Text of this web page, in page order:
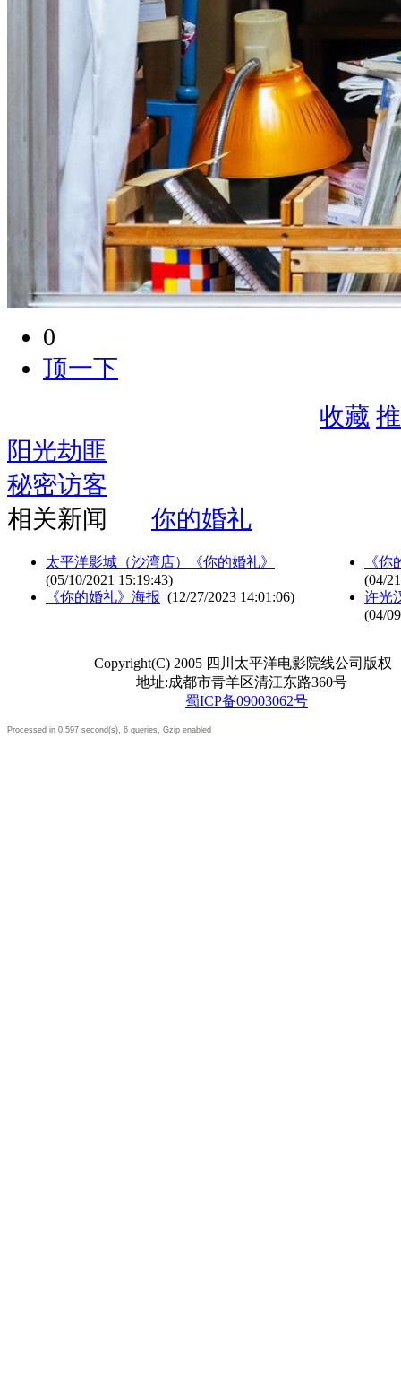
0
顶一下
收藏
阳光劫匪
秘密访客
相关新闻
你的婚礼
太平洋影城（沙湾店）《你的婚礼》
(05/10/2021 15:19:43)
《你的婚礼》海报 (12/27/2023 14:01:06)
《
(04/
许光
(04/
Copyright(C) 2005 四川太平洋电影院线公司版权
地址:成都市青羊区清江东路360号
蜀ICP备09003062号
Processed in 0.597 second(s), 6 queries, Gzip enabled